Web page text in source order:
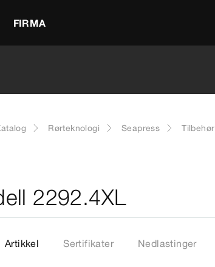
FIRMA
Rørteknologi Seapress Tilbehør
2292.4XL
Artikkel Sertifikater Nedlastinger